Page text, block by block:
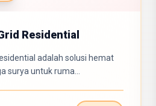
Residential
adalah solusi hemat
surya untuk ruma...